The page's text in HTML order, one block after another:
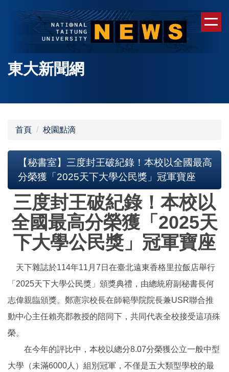
容
東大新聞網
首頁 校園點滴
【秘書室】三度封王破紀錄！本校以全國最高
分榮獲「2025天下大學公民獎」冠軍寶座
三度封王破紀錄！本校以
全國最高分榮獲「2025天
下大學公民獎」冠軍寶座
天下雜誌於114年11月7日在臺北遠東香格里拉飯店舉行
「2025天下大學公民獎」頒獎典禮，由總統府副秘書長何
志偉親臨頒獎。鄭憲宗校長在師範學院院長兼USR聯合推
動中心主任賴亮郡教授的陪同下，共同代表全校接受這項殊
榮。
在今年的評比中，本校以總分8.07分榮獲公立一般中型
大學（未滿6000人）組別冠軍，不僅是五大類型學校的最